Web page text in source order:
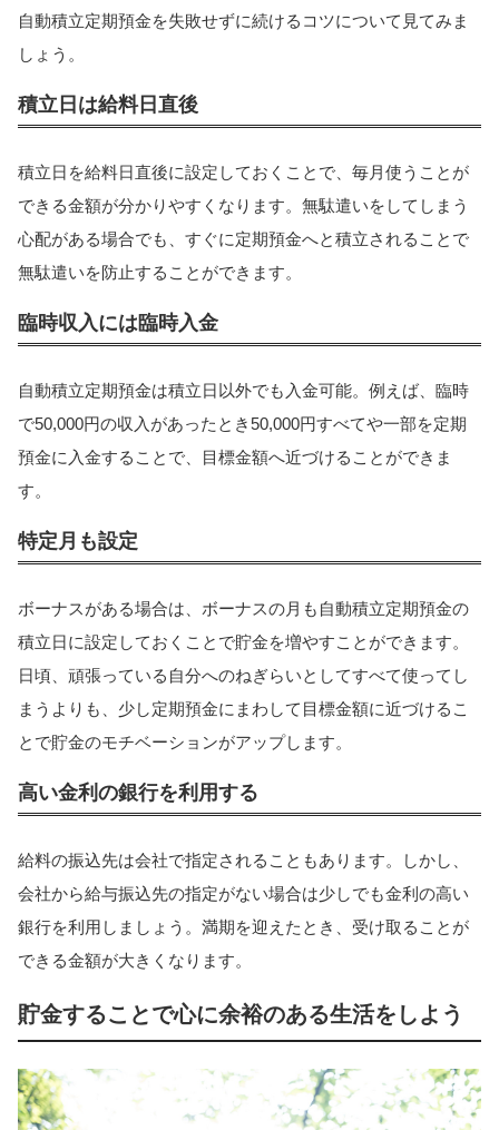
自動積立定期預金を失敗せずに続けるコツについて見てみま
しょう。
積立日は給料日直後
積立日を給料日直後に設定しておくことで、毎月使うことが
できる金額が分かりやすくなります。無駄遣いをしてしまう
心配がある場合でも、すぐに定期預金へと積立されることで
無駄遣いを防止することができます。
臨時収入には臨時入金
自動積立定期預金は積立日以外でも入金可能。例えば、臨時
で50,000円の収入があったとき50,000円すべてや一部を定期
預金に入金することで、目標金額へ近づけることができま
す。
特定月も設定
ボーナスがある場合は、ボーナスの月も自動積立定期預金の
積立日に設定しておくことで貯金を増やすことができます。
日頃、頑張っている自分へのねぎらいとしてすべて使ってし
まうよりも、少し定期預金にまわして目標金額に近づけるこ
とで貯金のモチベーションがアップします。
高い金利の銀行を利用する
給料の振込先は会社で指定されることもあります。しかし、
会社から給与振込先の指定がない場合は少しでも金利の高い
銀行を利用しましょう。満期を迎えたとき、受け取ることが
できる金額が大きくなります。
貯金することで心に余裕のある生活をしよう